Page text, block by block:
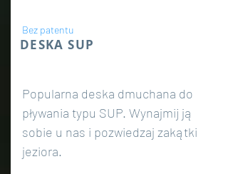
Bez patentu
DESKA SUP
Popularna deska dmuchana do
pływania typu SUP. Wynajmij ją
sobie u nas i pozwiedzaj zakątki
jeziora.